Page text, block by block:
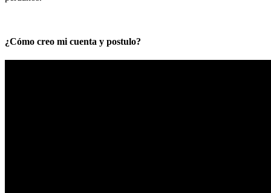
¿Cómo creo mi cuenta y postulo?